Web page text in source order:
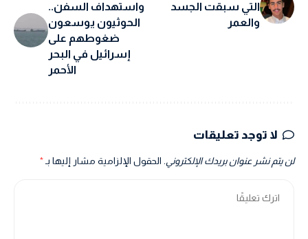
التي سبقت الجسد
والعمر
واستهداف السفن..
الحوثيون يوسعون
ضغوطهم على
إسرائيل في البحر
الأحمر
لا توجد تعليقات
لن يتم نشر عنوان بريدك الإلكتروني. الحقول الإلزامية مشار إليها بـ*